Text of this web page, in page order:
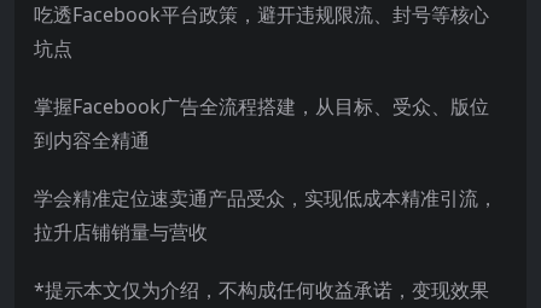
吃透Facebook平台政策，避开违规限流、封号等核心
坑点
掌握Facebook广告全流程搭建，从目标、受众、版位
到内容全精通
学会精准定位速卖通产品受众，实现低成本精准引流，
拉升店铺销量与营收
*提示本文仅为介绍，不构成任何收益承诺，变现效果